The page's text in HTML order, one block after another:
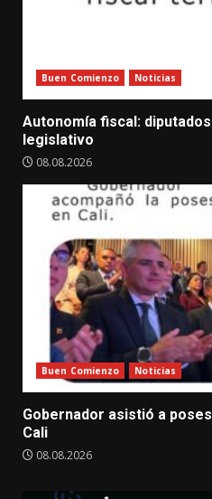
Buen Comienzo Noticias
Autonomía fiscal:
legislativo
08.08.2026
Buen Comienzo Noticias
Gobernador asistió a
Cali
08.08.2026